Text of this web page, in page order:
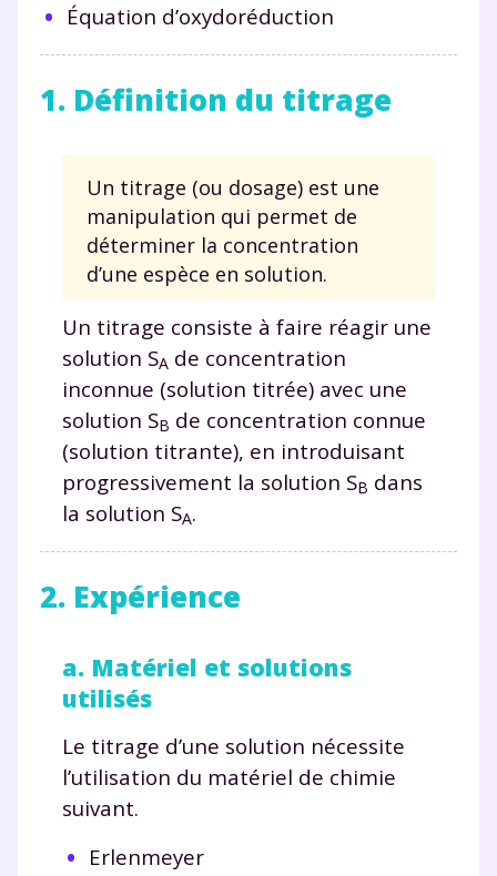
Équation d’oxydoréduction
1. Définition du titrage
Un titrage (ou dosage) est une
manipulation qui permet de
déterminer la concentration
d’une espèce en solution.
Un titrage consiste à faire réagir une
solution SA de concentration
inconnue (solution titrée) avec une
solution SB de concentration connue
(solution titrante), en introduisant
progressivement la solution SB dans
la solution SA.
2. Expérience
a. Matériel et solutions
utilisés
Le titrage d’une solution nécessite
l’utilisation du matériel de chimie
suivant.
Erlenmeyer